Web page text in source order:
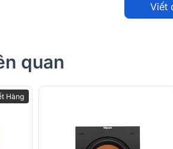
sub giá rẻ, loa sub bass (siêu trầm)Viết
quan
Hàng